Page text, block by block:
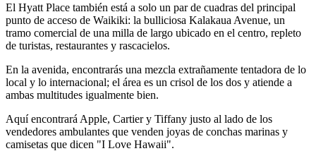
El Hyatt Place también está a solo un par de cuadras del principal
punto de acceso de Waikiki: la bulliciosa Kalakaua Avenue, un
tramo comercial de una milla de largo ubicado en el centro, repleto
de turistas, restaurantes y rascacielos.
En la avenida, encontrarás una mezcla extrañamente tentadora de lo
local y lo internacional; el área es un crisol de los dos y atiende a
ambas multitudes igualmente bien.
Aquí encontrará Apple, Cartier y Tiffany justo al lado de los
vendedores ambulantes que venden joyas de conchas marinas y
camisetas que dicen "I Love Hawaii".